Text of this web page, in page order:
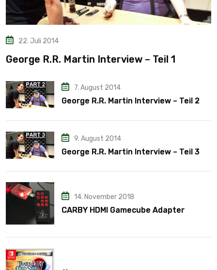
22. Juli 2014
George R.R. Martin Interview – Teil 1
7. August 2014
George R.R. Martin Interview – Teil 2
9. August 2014
George R.R. Martin Interview – Teil 3
14. November 2018
CARBY HDMI Gamecube Adapter